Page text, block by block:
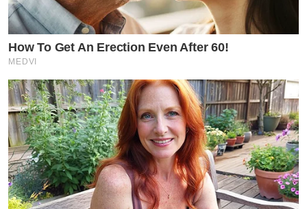
How To Get An Erection Even After 60!
MEDVI